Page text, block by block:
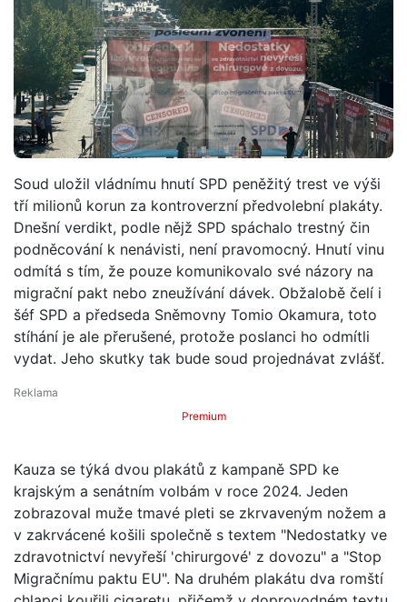
Soud uložil vládnímu hnutí SPD peněžitý trest ve výši
tří milionů korun za kontroverzní předvolební plakáty.
Dnešní verdikt, podle nějž SPD spáchalo trestný čin
podněcování k nenávisti, není pravomocný. Hnutí vinu
odmítá s tím, že pouze komunikovalo své názory na
migrační pakt nebo zneužívání dávek. Obžalobě čelí i
šéf SPD a předseda Sněmovny Tomio Okamura, toto
stíhání je ale přerušené, protože poslanci ho odmítli
vydat. Jeho skutky tak bude soud projednávat zvlášť.
Premium
Kauza se týká dvou plakátů z kampaně SPD ke
krajským a senátním volbám v roce 2024. Jeden
zobrazoval muže tmavé pleti se zkrvaveným nožem a
v zakrvácené košili společně s textem "Nedostatky ve
zdravotnictví nevyřeší 'chirurgové' z dovozu" a "Stop
Migračnímu paktu EU". Na druhém plakátu dva romští